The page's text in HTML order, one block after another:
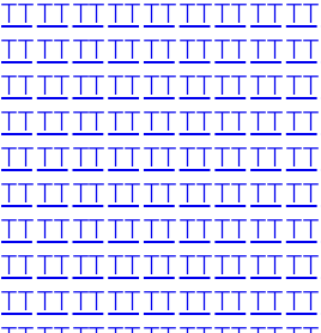
TTTTTTTTTTTTTTTTTT
TTTTTTTTTTTTTTTTTT
TTTTTTTTTTTTTTTTTT
TTTTTTTTTTTTTTTTTT
TTTTTTTTTTTTTTTTTT
TTTTTTTTTTTTTTTTTT
TTTTTTTTTTTTTTTTTT
TTTTTTTTTTTTTTTTTT
TTTTTTTTTTTTTTTTTT